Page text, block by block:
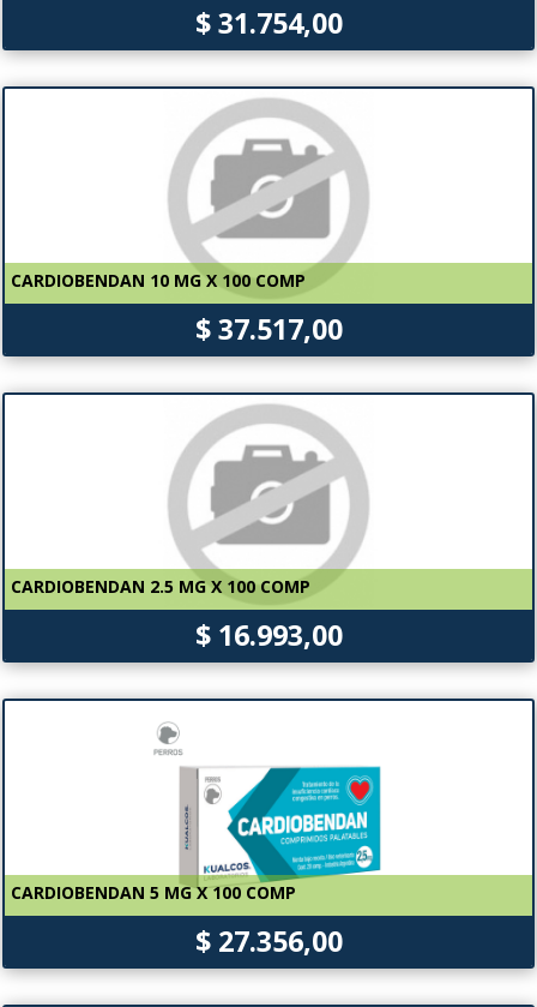
$ 31.754,00
CARDIOBENDAN 10 MG X 100 COMP
$ 37.517,00
CARDIOBENDAN 2.5 MG X 100 COMP
$ 16.993,00
CARDIOBENDAN 5 MG X 100 COMP
$ 27.356,00